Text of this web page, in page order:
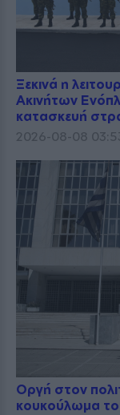
Ξεκινά η
Ακινήτων
κατασκευή
2026-08-08
Οργή στον
κουκούλωμα